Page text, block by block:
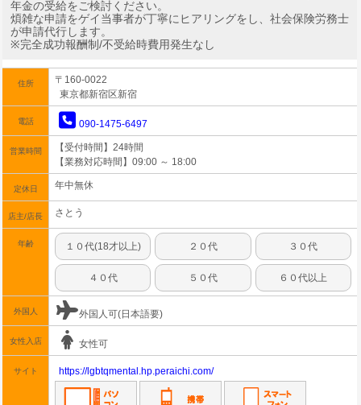
年金の受給をご検討ください。
煩雑な申請をゲイ当事者が丁寧にヒアリングをし、社会保険労務士
が申請代行します。
※完全成功報酬制/不受給時費用発生なし
住所
〒160-0022
東京都新宿区新宿
電話 090-1475-6497
営業時間
【受付時間】24時間
【業務対応時間】09:00 ～ 18:00
定休日 年中無休
店主/店長 さとう
年齢 １０代(18才以上) ２０代 ３０代
４０代 ５０代 ６０代以上
外国人 外国人可(日本語要)
女性入店 女性可
サイト https://lgbtqmental.hp.peraichi.com/